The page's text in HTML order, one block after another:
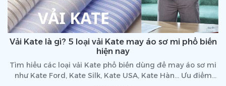
Vải Kate là gì? 5 loại vải Kate may áo sơ mi phổ biến
hiện nay
Tìm hiểu các loại vải Kate phổ biến dùng để may áo sơ mi
như Kate Ford, Kate Silk, Kate USA, Kate Hàn... Ưu điểm